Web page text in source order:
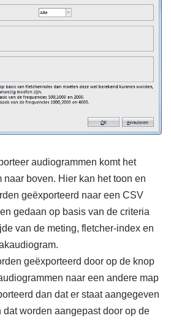
audiogrammen komt het
naar boven. Hier kan het toon en
geëxporteerd naar een CSV
gedaan op basis van de criteria
van de meting, fletcher-index en
geëxporteerd door op de knop
naar een andere map
dan dat er staat aangegeven
dat worden aangepast door op de